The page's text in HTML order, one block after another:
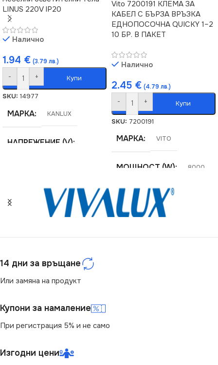
LINUS 220V IP20
Налично
1.94 € (3.79 лв.)
- + Купи
SKU: 14977
МАРКА KANLUX
НАПРЕЖЕНИЕ (V)
LINUS
Vito 7200191 КЛЕМА ЗА
КАБЕЛ С БЪРЗА ВРЪЗКА
ЕДНОПОСОЧНА QUICKY 1–2
10 БР. В ПАКЕТ
Налично
2.45 € (4.79 лв.)
- + Купи
SKU: 7200191
МАРКА VITO
МОЩНОСТ (W) 8000
НАПРЕЖЕНИЕ (V)
14 дни за връщане
Или замяна на продукт
Купони за намаление
При регистрация 5% и не само
Изгодни цени